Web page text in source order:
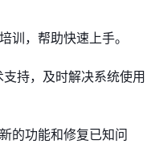
训，帮助快速上手。
持，及时解决系统使用
的功能和修复已知问